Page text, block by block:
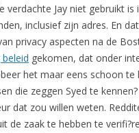
Jay niet gebruikt
inclusief zijn adres. En
privacy aspecten na de
gekomen, dat onder
het maar eens schoon
die zeggen Syed te
dat zou willen weten.
zaak te hebben te